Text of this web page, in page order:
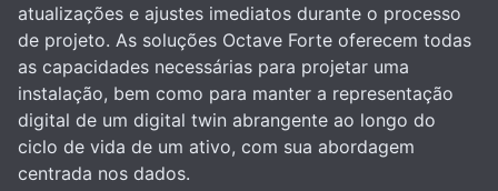
atualizações e ajustes imediatos durante o processo
de projeto. As soluções Octave Forte oferecem todas
as capacidades necessárias para projetar uma
instalação, bem como para manter a representação
digital de um digital twin abrangente ao longo do
ciclo de vida de um ativo, com sua abordagem
centrada nos dados.